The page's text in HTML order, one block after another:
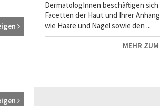
DermatologInnen beschäftigen sich
Facetten der Haut und Ihrer
wie Haare und Nägel sowie den ...
MEHR